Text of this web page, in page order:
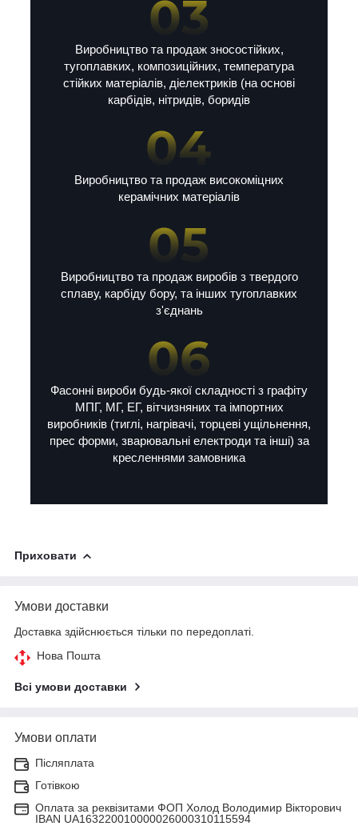
Виробництво та продаж зносостійких,
тугоплавких, композиційних, температура
стійких матеріалів, діелектриків (на основі
карбідів, нітридів, боридів
Виробництво та продаж високоміцних
керамічних матеріалів
Виробництво та продаж виробів з твердого
сплаву, карбіду бору, та інших тугоплавких
з'єднань
Фасонні вироби будь-якої складності з графіту
МПГ, МГ, ЕГ, вітчизняних та імпортних
виробників (тиглі, нагрівачі, торцеві ущільнення,
прес форми, зварювальні електроди та інші) за
кресленнями замовника
Приховати
Умови доставки
Доставка здійснюється тільки по передоплаті.
Нова Пошта
Всі умови доставки
Умови оплати
Післяплата
Готівкою
Оплата за реквізитами ФОП Холод Володимир Вікторович
IBAN UA163220010000026000310115594